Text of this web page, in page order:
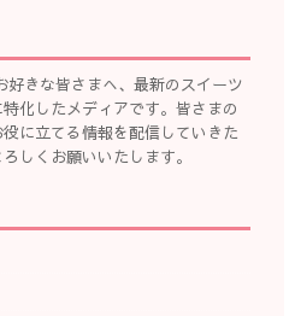
好きな皆さまへ、最新のスイーツ
化したメディアです。皆さまの
に立てる情報を配信していきた
しくお願いいたします。